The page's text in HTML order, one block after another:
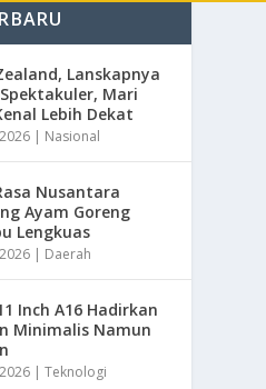
Lanskapnya
Mari
Lebih Dekat
| Nasional
Nusantara
Ayam Goreng
Lengkuas
| Daerah
Inch A16 Hadirkan
Minimalis Namun
|Teknologi